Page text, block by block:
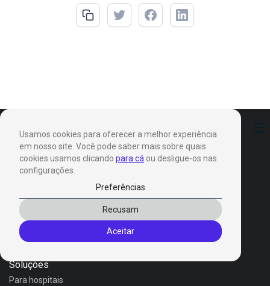
Usamos cookies para oferecer a melhor experiência
em nosso site. Você pode saber mais sobre quais
cookies usamos clicando para cá ou desligue-os nas
configurações.
Preferências
Recusam
Aceitar
Invox Dictation
Invox Genesis
Soluções
Para hospitais